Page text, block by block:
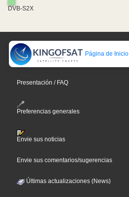
DVB-S2X
Página de Inicio
Presentación / FAQ
Preferencias generales
Envie sus noticias
Envie sus comentarios/sugerencias
Últimas actualizaciones (News)